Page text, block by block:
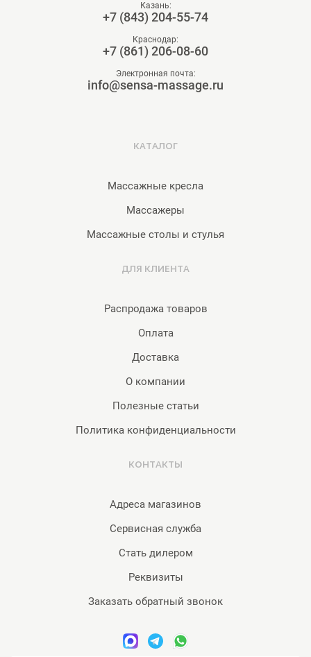
Казань:
+7 (843) 204-55-74
Краснодар:
+7 (861) 206-08-60
Электронная почта:
info@sensa-massage.ru
КАТАЛОГ
Массажные кресла
Массажеры
Массажные столы и стулья
ДЛЯ КЛИЕНТА
Распродажа товаров
Оплата
Доставка
О компании
Полезные статьи
Политика конфиденциальности
КОНТАКТЫ
Адреса магазинов
Сервисная служба
Стать дилером
Реквизиты
Заказать обратный звонок